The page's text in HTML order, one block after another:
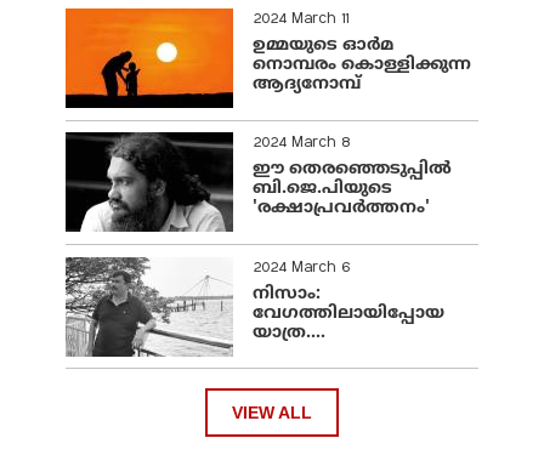
2024 March 11
ഉമ്മയുടെ ഓർമ
നൊമ്പരം കൊള്ളിക്കുന്ന
ആദ്യനോമ്പ്
2024 March 8
ഈ തെരഞ്ഞെടുപ്പില്‍
ബി.ജെ.പിയുടെ
'രക്ഷാപ്രവര്‍ത്തനം'
2024 March 6
നിസാം:
വേഗത്തിലായിപ്പോയ
യാത്ര....
VIEW ALL